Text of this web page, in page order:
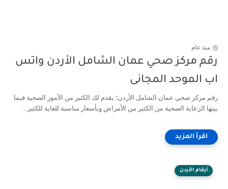
منذ عام
رقم مركز صحي عمان الشامل الأردن واتس
اب الموحد المجانى
رقم مركز صحي عمان الشامل الأردن؛ يقدم لك الكثير من الأمور الصحية فيما
بينها الرعاية الصحية من الكثير من الأمراض وبأسعار مناسبة للغاية للكثير...
أرقام الأردن